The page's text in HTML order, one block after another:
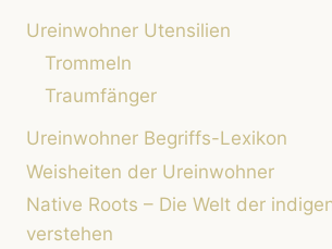
Ureinwohner Utensilien
Trommeln
Traumfänger
Ureinwohner Begriffs-Lexikon
Weisheiten der Ureinwohner
Native Roots – Die Welt der
verstehen